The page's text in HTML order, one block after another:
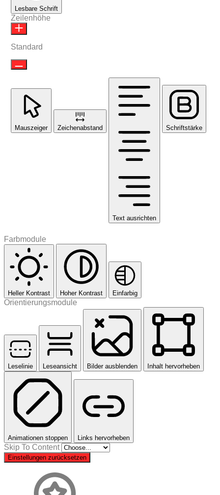
Lesbare Schrift
Zeilenhöhe
Standard
Mauszeiger Zeichenabstand
Text ausrichten
Schriftstärke
Farbmodule
Heller Kontrast Hoher Kontrast Einfarbig
Orientierungsmodule
Leselinie Leseansicht Bilder ausblenden Inhalt hervorheben
Animationen stoppen Links hervorheben
Skip To Content
Einstellungen zurücksetzen